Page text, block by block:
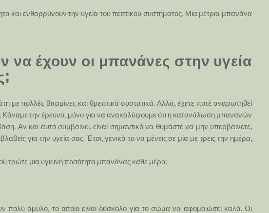
και ενθαρρύνουν την υγεία του πεπτικού συστήματος. Μια μέτρια μπανάνα
να έχουν οι μπανάνες στην υγεία
με πολλές βιταμίνες και θρεπτικά συστατικά. Αλλά, έχετε ποτέ αναρωτηθεί
Κάναμε την έρευνα, μόνο για να ανακαλύψουμε ότι η κατανάλωση μπανανών
Αν και αυτό συμβαίνει, είναι σημαντικό να θυμάστε να μην υπερβαίνετε,
για την υγεία σας. Έτσι, γενικά το να μένεις σε μία με τρεις την ημέρα,
τρώτε μια υγιεινή ποσότητα μπανάνας κάθε μέρα:
άμυλο, το οποίο είναι δύσκολο για το σώμα να αφομοιώσει καλά. Οι